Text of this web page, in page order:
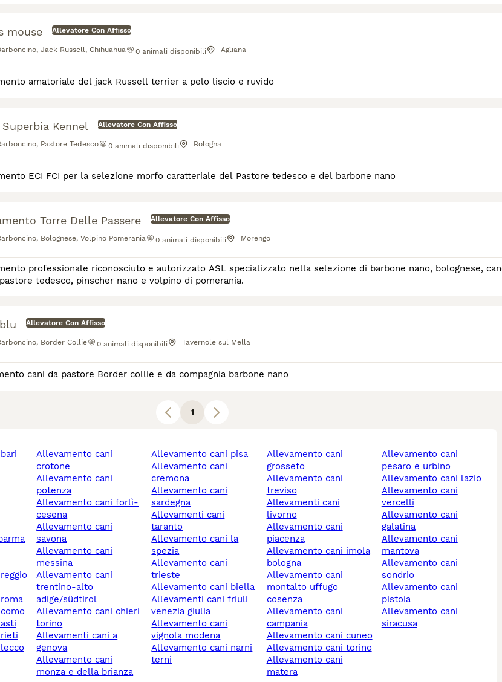
mouse Allevatore Con Affisso
Jack Russell, Chihuahua 0 animali disponibili Agliana
amatoriale del jack Russell terrier a pelo liscio e ruvido
Kennel Allevatore Con Affisso
Pastore Tedesco 0 animali disponibili Bologna
ECI FCI per la selezione morfo caratteriale del Pastore tedesco e del barbone nano
Torre Delle Passere Allevatore Con Affisso
Bolognese, Volpino Pomerania 0 animali disponibili Morengo
professionale riconosciuto e autorizzato ASL specializzato nella selezione di barbone nano, bolognese,
tedesco, pinscher nano e volpino di pomerania.
Allevatore Con Affisso
Border Collie 0 animali disponibili Tavernole sul Mella
cani da pastore Border collie e da compagnia barbone nano
1
rieti
allevamento cani
crotone
allevamento cani
potenza
allevamento cani forlì-
cesena
allevamento cani
savona
allevamento cani
messina
allevamento cani
trentino-alto
adige/südtirol
allevamento cani chieri
torino
allevamenti cani a
genova
allevamento cani
monza e della brianza
allevamento cani pisa
allevamento cani
cremona
allevamento cani
sardegna
allevamenti cani
taranto
allevamento cani la
spezia
allevamento cani
trieste
allevamento cani biella
allevamenti cani friuli
venezia giulia
allevamento cani
vignola modena
allevamento cani narni
terni
allevamento cani
grosseto
allevamento cani
treviso
allevamenti cani
livorno
allevamento cani
piacenza
allevamento cani imola
bologna
allevamento cani
montalto uffugo
cosenza
allevamento cani
campania
allevamento cani cuneo
allevamento cani torino
allevamento cani
matera
allevamento cani
pesaro e urbino
allevamento cani lazio
allevamento cani
vercelli
allevamento cani
galatina
allevamento cani
mantova
allevamento cani
sondrio
allevamento cani
pistoia
allevamento cani
siracusa